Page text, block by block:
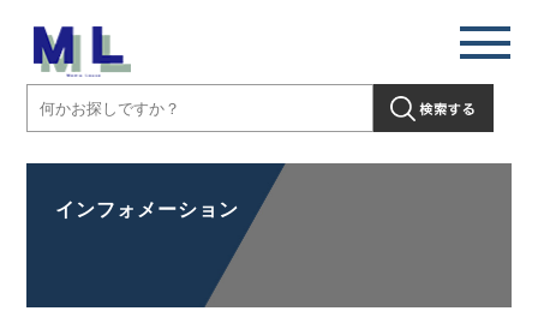
インフォメーション